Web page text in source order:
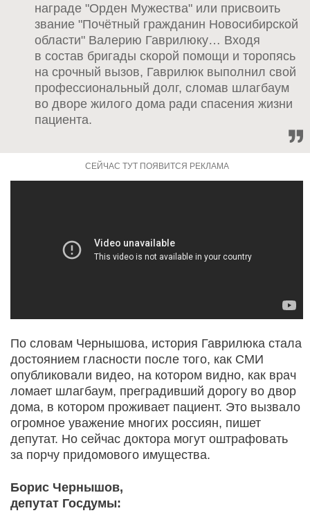
награде "Орден Мужества" или присвоить
звание "Почётный гражданин Новосибирской
области" Валерию Гаврилюку… Входя
в состав бригады скорой помощи и торопясь
на срочный вызов, Гаврилюк выполнил свой
профессиональный долг, сломав шлагбаум
во дворе жилого дома ради спасения жизни
пациента.
По словам Чернышова, история Гаврилюка стала
достоянием гласности после того, как СМИ
опубликовали видео, на котором видно, как врач
ломает шлагбаум, преградивший дорогу во двор
дома, в котором проживает пациент. Это вызвало
огромное уважение многих россиян, пишет
депутат. Но сейчас доктора могут оштрафовать
за порчу придомового имущества.
Борис Чернышов,
депутат Госдумы: